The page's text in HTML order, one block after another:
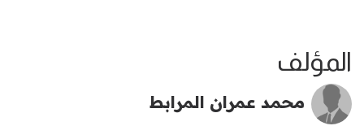
المؤلف
محمد عمران المرابط